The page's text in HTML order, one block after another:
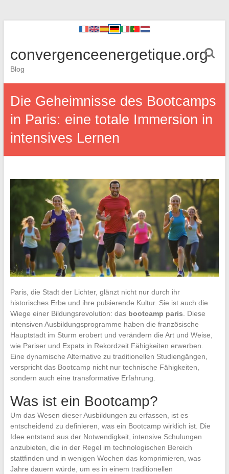
convergenceenergetique.org
Blog
Die Geheimnisse des Bootcamps
in Paris: eine totale Immersion in
intensives Lernen
Paris, die Stadt der Lichter, glänzt nicht nur durch ihr
historisches Erbe und ihre pulsierende Kultur. Sie ist auch die
Wiege einer Bildungsrevolution: das bootcamp paris . Diese
intensiven Ausbildungsprogramme haben die französische
Hauptstadt im Sturm erobert und verändern die Art und Weise,
wie Pariser und Expats in Rekordzeit Fähigkeiten erwerben.
Eine dynamische Alternative zu traditionellen Studiengängen,
verspricht das Bootcamp nicht nur technische Fähigkeiten,
sondern auch eine transformative Erfahrung.
Was ist ein Bootcamp?
Um das Wesen dieser Ausbildungen zu erfassen, ist es
entscheidend zu definieren, was ein Bootcamp wirklich ist. Die
Idee entstand aus der Notwendigkeit, intensive Schulungen
anzubieten, die in der Regel im technologischen Bereich
stattfinden und in wenigen Wochen das komprimieren, was
Jahre dauern würde, um es in einem traditionellen